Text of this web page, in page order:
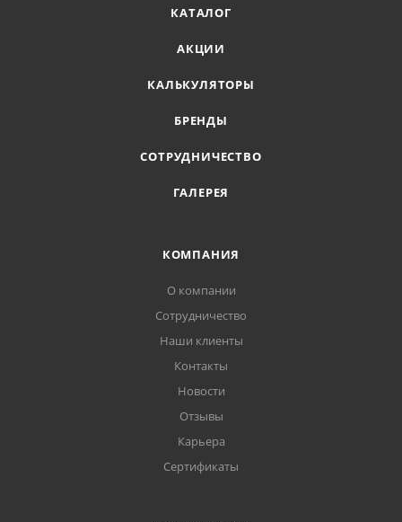
КАТАЛОГ
АКЦИИ
КАЛЬКУЛЯТОРЫ
БРЕНДЫ
СОТРУДНИЧЕСТВО
ГАЛЕРЕЯ
КОМПАНИЯ
О компании
Сотрудничество
Наши клиенты
Контакты
Новости
Отзывы
Карьера
Сертификаты